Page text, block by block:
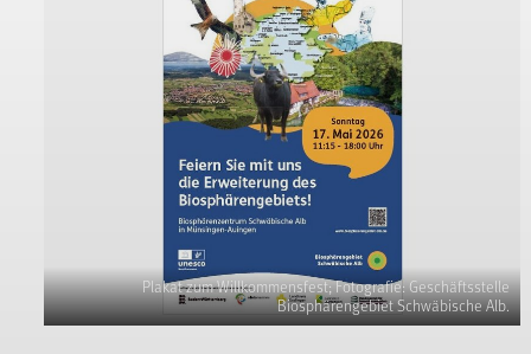
Plakat zum Willkommensfest; Fotografie: Geschäftsstelle
Biosphärengebiet Schwäbische Alb.